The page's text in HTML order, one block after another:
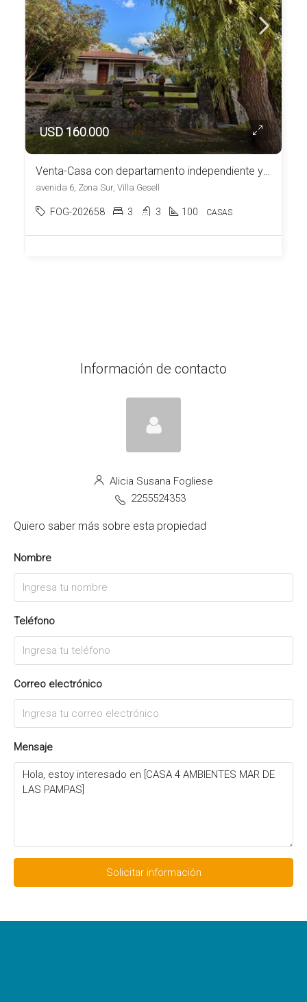
USD 160.000
Venta-Casa con departamento independiente y pileta Villa Gesell
avenida 6, Zona Sur, Villa Gesell
FOG-202658 3 3 100 CASAS
Información de contacto
Alicia Susana Fogliese
2255524353
Quiero saber más sobre esta propiedad
Nombre
Teléfono
Correo electrónico
Mensaje
Solicitar información